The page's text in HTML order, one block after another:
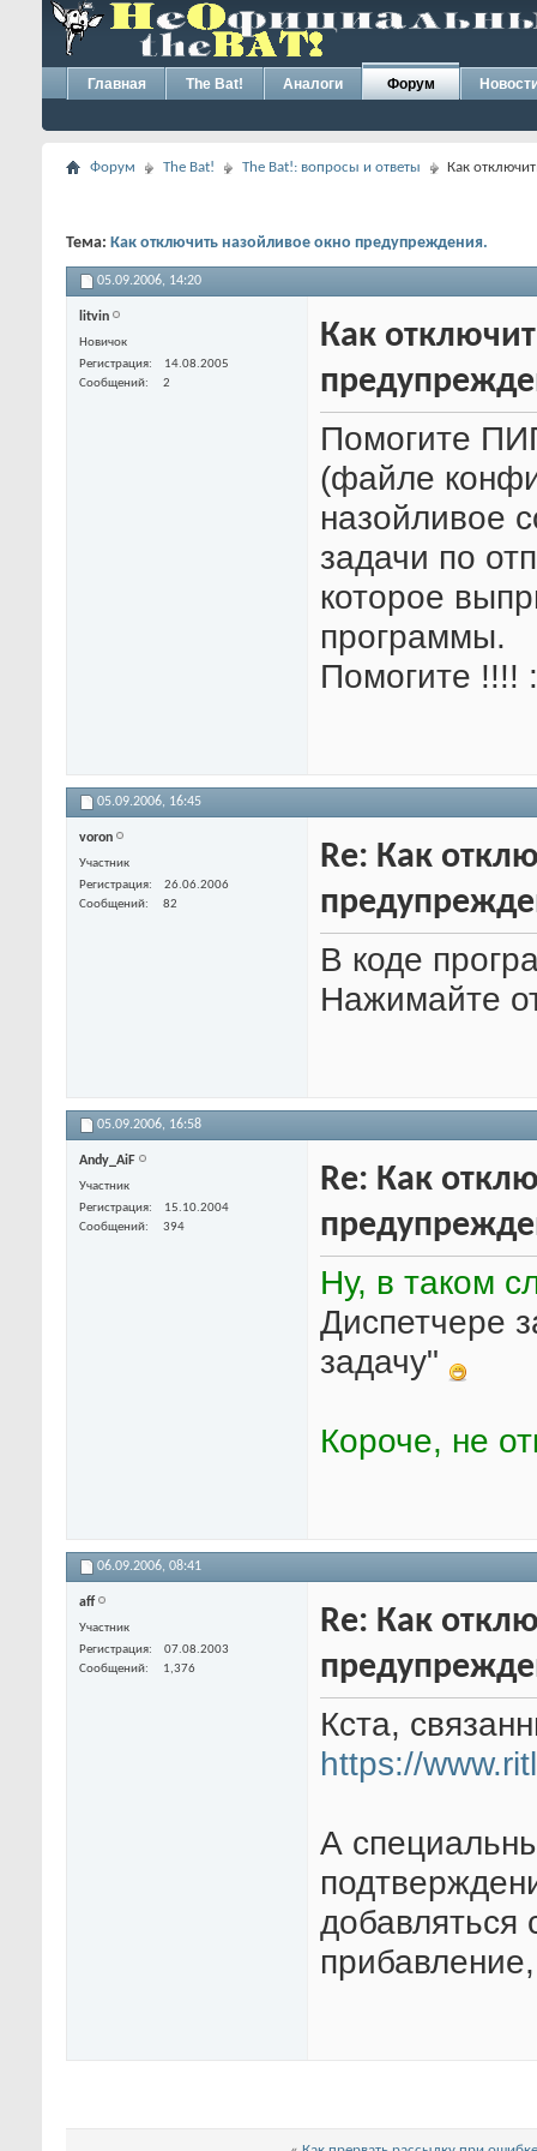
Главная The Bat! Аналоги Форум
Форум The Bat! The Bat!: вопросы и ответы Как
Тема: Как отключить назойливое окно предупреждения.
05.09.2006, 14:20
litvin
Новичок
Регистрация
14.08.2005
Сообщений
2
Как
Помогите
(файле
назойливое
задачи по
которое
программы.
Помогите !!!!
05.09.2006, 16:45
voron
Участник
Регистрация
26.06.2006
Сообщений
82
Re: Как
В коде
Нажимайте
05.09.2006, 16:58
Andy_AiF
Участник
Регистрация
15.10.2004
Сообщений
394
Re: Как
Ну, в таком
Диспетчере
задачу"
Короче, не
06.09.2006, 08:41
aff
Участник
Регистрация
07.08.2003
Сообщений
1,376
Re: Как
Кста,
https://
А
добавляться